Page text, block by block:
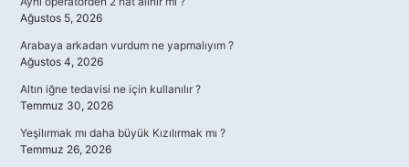
Ağustos 5, 2026
Arabaya arkadan vurdum ne yapmalıyım ?
Ağustos 4, 2026
Altın iğne tedavisi ne için kullanılır ?
Temmuz 30, 2026
Yeşilırmak mı daha büyük Kızılırmak mı ?
Temmuz 26, 2026